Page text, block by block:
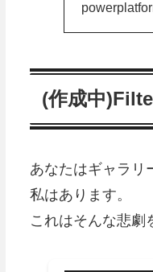
(作成中
あなたはギャラリ
私はあります。
これはそんな悲劇